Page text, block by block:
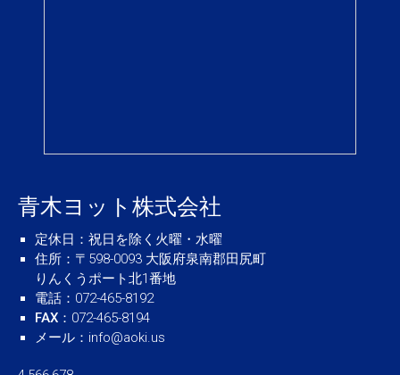
青木ヨット株式会社
定休日 ：祝日を除く火曜・水曜
住所 ：〒598-0093 大阪府泉南郡田尻町
りんくうポート北1番地
電話 ：072-465-8192
FAX ：072-465-8194
メール ： info@aoki.us